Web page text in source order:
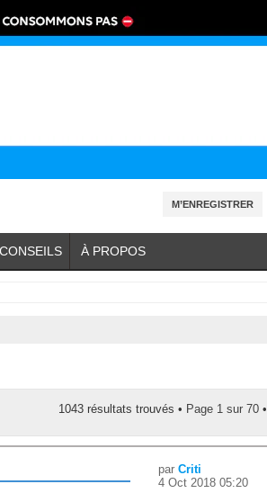
M’ENREGISTRER
À PROPOS
1043 résultats trouvés • Page 1sur 70•
parCriti
4 Oct 2018 05:20